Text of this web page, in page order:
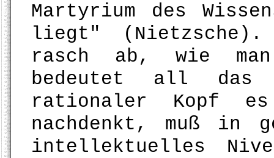
Martyrium des
liegt"
rasch ab, wie
bedeutet all
rationaler Kopf
nachdenkt, muß in
intellektuelles